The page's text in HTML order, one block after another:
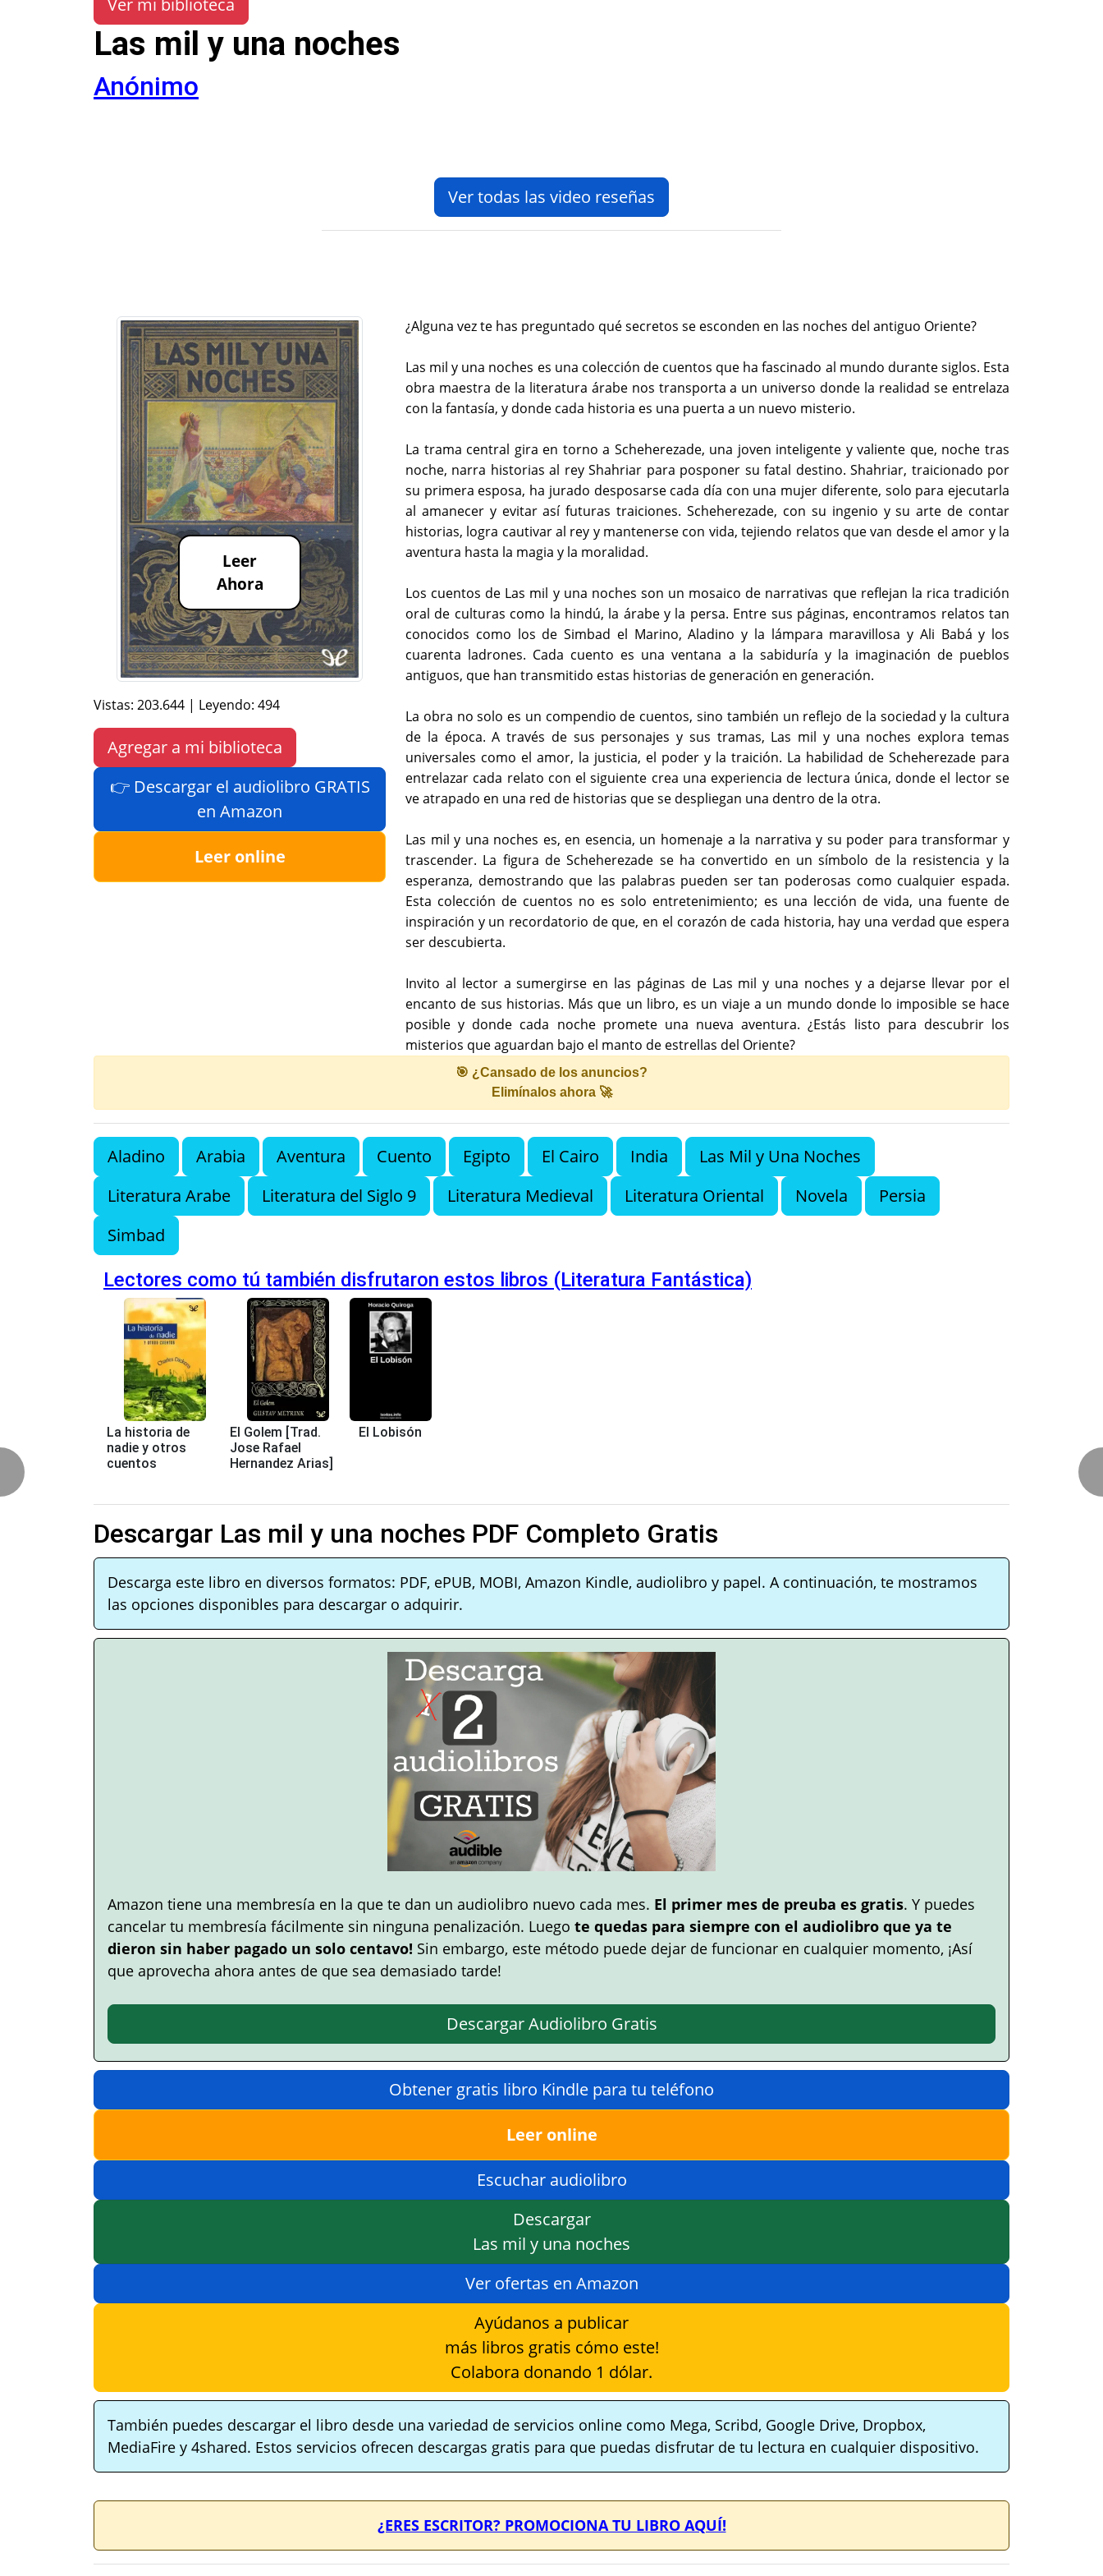
Ver mi biblioteca
Las mil y una noches
Anónimo
Ver todas las video reseñas
Leer
Ahora
Vistas: 203.644 | Leyendo: 494
Agregar a mi biblioteca
👉 Descargar el audiolibro GRATIS
en Amazon
Leer online
¿Alguna vez te has preguntado qué secretos se esconden en las noches del antiguo Oriente?
Las mil y una noches es una colección de cuentos que ha fascinado al mundo durante siglos. Esta
obra maestra de la literatura árabe nos transporta a un universo donde la realidad se entrelaza
con la fantasía, y donde cada historia es una puerta a un nuevo misterio.
La trama central gira en torno a Scheherezade, una joven inteligente y valiente que, noche tras
noche, narra historias al rey Shahriar para posponer su fatal destino. Shahriar, traicionado por
su primera esposa, ha jurado desposarse cada día con una mujer diferente, solo para ejecutarla
al amanecer y evitar así futuras traiciones. Scheherezade, con su ingenio y su arte de contar
historias, logra cautivar al rey y mantenerse con vida, tejiendo relatos que van desde el amor y la
aventura hasta la magia y la moralidad.
Los cuentos de Las mil y una noches son un mosaico de narrativas que reflejan la rica tradición
oral de culturas como la hindú, la árabe y la persa. Entre sus páginas, encontramos relatos tan
conocidos como los de Simbad el Marino, Aladino y la lámpara maravillosa y Ali Babá y los
cuarenta ladrones. Cada cuento es una ventana a la sabiduría y la imaginación de pueblos
antiguos, que han transmitido estas historias de generación en generación.
La obra no solo es un compendio de cuentos, sino también un reflejo de la sociedad y la cultura
de la época. A través de sus personajes y sus tramas, Las mil y una noches explora temas
universales como el amor, la justicia, el poder y la traición. La habilidad de Scheherezade para
entrelazar cada relato con el siguiente crea una experiencia de lectura única, donde el lector se
ve atrapado en una red de historias que se despliegan una dentro de la otra.
Las mil y una noches es, en esencia, un homenaje a la narrativa y su poder para transformar y
trascender. La figura de Scheherezade se ha convertido en un símbolo de la resistencia y la
esperanza, demostrando que las palabras pueden ser tan poderosas como cualquier espada.
Esta colección de cuentos no es solo entretenimiento; es una lección de vida, una fuente de
inspiración y un recordatorio de que, en el corazón de cada historia, hay una verdad que espera
ser descubierta.
Invito al lector a sumergirse en las páginas de Las mil y una noches y a dejarse llevar por el
encanto de sus historias. Más que un libro, es un viaje a un mundo donde lo imposible se hace
posible y donde cada noche promete una nueva aventura. ¿Estás listo para descubrir los
misterios que aguardan bajo el manto de estrellas del Oriente?
🎯 ¿Cansado de los anuncios?
Elimínalos ahora 🚀
Aladino Arabia Aventura Cuento Egipto El Cairo India
Las Mil y Una Noches
Literatura Arabe
Literatura del Siglo 9 Literatura Medieval Literatura Oriental Novela
Persia
Simbad
Lectores como tú también disfrutaron estos libros (Literatura Fantástica)
La historia de
nadie y otros
cuentos
El Golem [Trad.
Jose Rafael
Hernandez Arias]
El Lobisón
Descargar Las mil y una noches PDF Completo Gratis
Descarga este libro en diversos formatos: PDF, ePUB, MOBI, Amazon Kindle, audiolibro y papel. A continuación, te mostramos
las opciones disponibles para descargar o adquirir.
Amazon tiene una membresía en la que te dan un audiolibro nuevo cada mes. El primer mes de preuba es gratis. Y puedes
cancelar tu membresía fácilmente sin ninguna penalización. Luego te quedas para siempre con el audiolibro que ya te
dieron sin haber pagado un solo centavo! Sin embargo, este método puede dejar de funcionar en cualquier momento, ¡Así
que aprovecha ahora antes de que sea demasiado tarde!
Descargar Audiolibro Gratis
Obtener gratis libro Kindle para tu teléfono
Leer online
Escuchar audiolibro
Descargar
Las mil y una noches
Ver ofertas en Amazon
Ayúdanos a publicar
más libros gratis cómo este!
Colabora donando 1 dólar.
También puedes descargar el libro desde una variedad de servicios online como Mega, Scribd, Google Drive, Dropbox,
MediaFire y 4shared. Estos servicios ofrecen descargas gratis para que puedas disfrutar de tu lectura en cualquier dispositivo.
¿ERES ESCRITOR? PROMOCIONA TU LIBRO AQUÍ!